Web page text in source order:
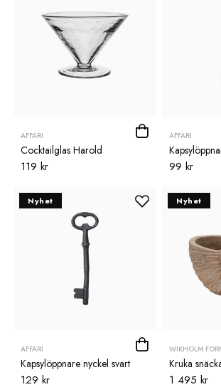
AFFARI
Cocktailglas Harold
119 kr
AFFARI
99 kr
Nyhet
AFFARI
Kapsylöppnare nyckel svart
129 kr
Nyhet
WIKHOLM
Kruka
1 495 kr